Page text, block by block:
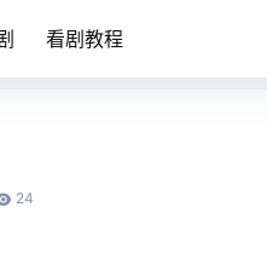
看剧教程
24